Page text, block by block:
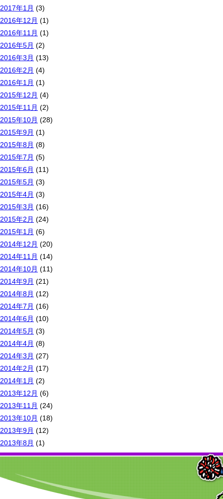
2017年1月 (3)
2016年12月 (1)
2016年11月 (1)
2016年5月 (2)
2016年3月 (13)
2016年2月 (4)
2016年1月 (1)
2015年12月 (4)
2015年11月 (2)
2015年10月 (28)
2015年9月 (1)
2015年8月 (8)
2015年7月 (5)
2015年6月 (11)
2015年5月 (3)
2015年4月 (3)
2015年3月 (16)
2015年2月 (24)
2015年1月 (6)
2014年12月 (20)
2014年11月 (14)
2014年10月 (11)
2014年9月 (21)
2014年8月 (12)
2014年7月 (16)
2014年6月 (10)
2014年5月 (3)
2014年4月 (8)
2014年3月 (27)
2014年2月 (17)
2014年1月 (2)
2013年12月 (6)
2013年11月 (24)
2013年10月 (18)
2013年9月 (12)
2013年8月 (1)